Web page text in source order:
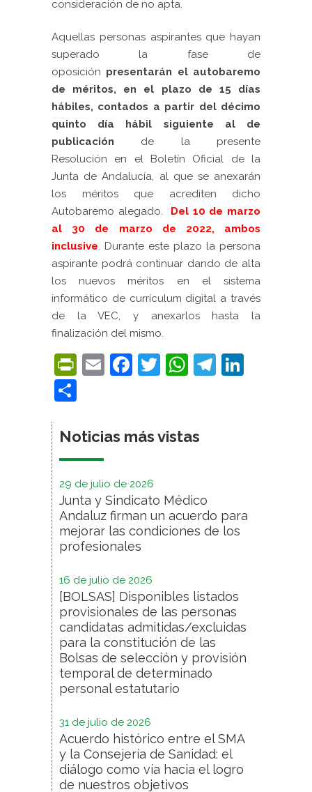
consideración de no apta.
Aquellas personas aspirantes que hayan
superado la fase de
oposición presentarán el autobaremo
de méritos, en el plazo de 15 días
hábiles, contados a partir del décimo
quinto día hábil siguiente al de
publicación de la presente
Resolución en el Boletín Oficial de la
Junta de Andalucía, al que se anexarán
los méritos que acrediten dicho
Autobaremo alegado.
Del 10 de marzo
al 30 de marzo de 2022, ambos
inclusive. Durante este plazo la persona
aspirante podrá continuar dando de alta
los nuevos méritos en el sistema
informático de currículum digital a través
de la VEC, y anexarlos hasta la
finalización del mismo.
PrintFriendly
EmailFacebook
Twitter
WhatsApp
Noticias más vistas
29 de julio de 2026
Junta y Sindicato Médico
Andaluz firman un acuerdo para
mejorar las condiciones de los
profesionales
16 de julio de 2026
[BOLSAS] Disponibles listados
provisionales de las personas
candidatas admitidas/excluidas
para la constitución de las
Bolsas de selección y provisión
temporal de determinado
personal estatutario
31 de julio de 2026
Acuerdo histórico entre el SMA
y la Consejería de Sanidad: el
diálogo como vía hacia el logro
de nuestros objetivos